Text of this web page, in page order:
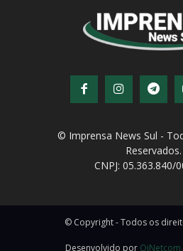
© Imprensa News Sul -
Reservados.
CNPJ: 05.363.840/
© Copyright - Todos os
Desenvolvido por QiNetcom